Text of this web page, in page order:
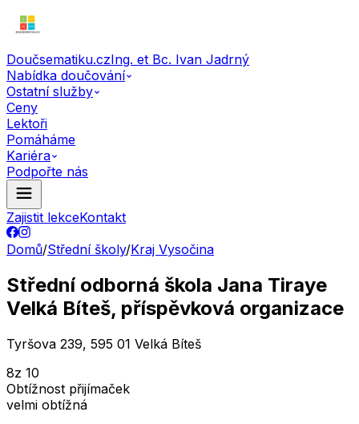
Doučsematiku.czIng. et Bc. Ivan Jadrný
Nabídka doučování
Ostatní služby
Ceny
Lektoři
Pomáháme
Kariéra
Podpořte nás
Zajistit lekceKontakt
Domů/Střední školy/Kraj Vysočina
Střední odborná škola Jana Tiraye
Velká Bíteš, příspěvková organizace
Tyršova 239, 595 01 Velká Bíteš
8z 10
Obtížnost přijímaček
velmi obtížná